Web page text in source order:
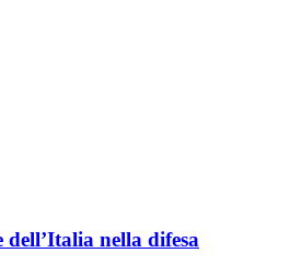
dell’Italia nella difesa